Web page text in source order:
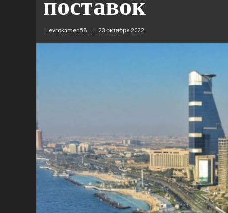
evrokamen58_ 23 октября 2022